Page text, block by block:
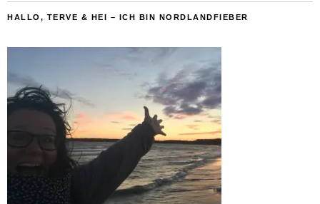
HALLO, TERVE & HEI – ICH BIN NORDLANDFIEBER